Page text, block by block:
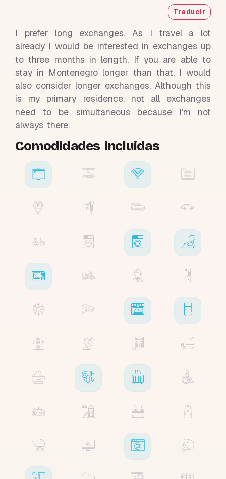
Traducir
I prefer long exchanges. As I travel a lot
already I would be interested in exchanges up
to three months in length. If you are able to
stay in Montenegro longer than that, I would
also consider longer exchanges. Although this
is my primary residence, not all exchanges
need to be simultaneous because I'm not
always there.
Comodidades incluidas